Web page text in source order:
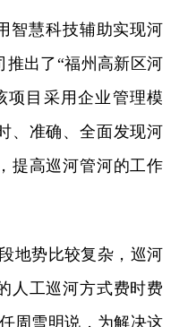
智慧科技辅助实现河
推出了“福州高新区河
项目采用企业管理模
、准确、全面发现河
提高巡河管河的工作
地势比较复杂，巡河
人工巡河方式费时费
周雪明说，为解决这